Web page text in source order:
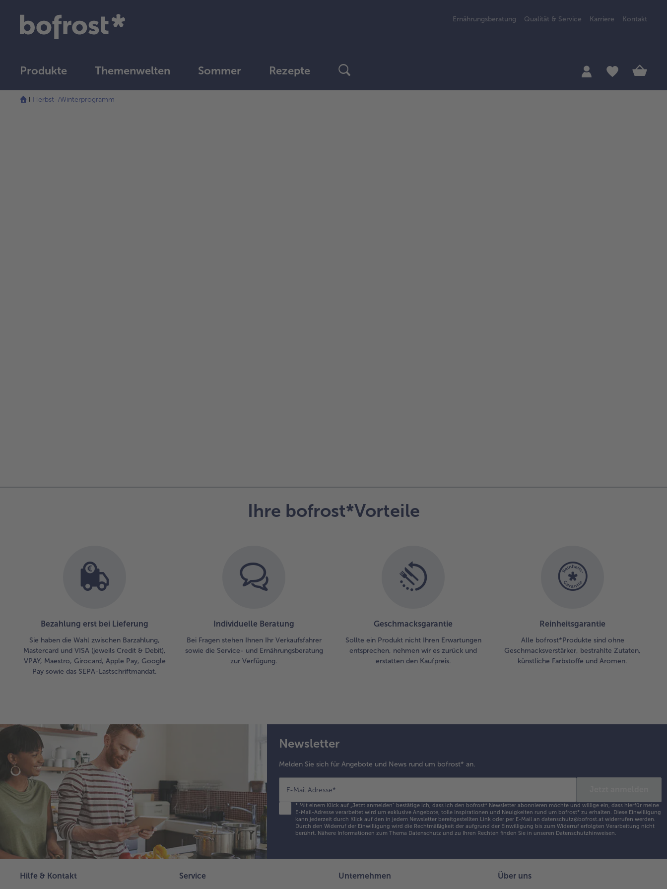
Ernährungsberatung Qualität & Service Karriere Kontakt
Produkte Themenwelten Sommer Rezepte
Herbst-/Winterprogramm
Ihre bofrost*Vorteile
Bezahlung erst bei Lieferung
Sie haben die Wahl zwischen Barzahlung,
Mastercard und VISA (jeweils Credit & Debit),
VPAY, Maestro, Girocard, Apple Pay, Google
Pay sowie das SEPA-Lastschriftmandat.
Individuelle Beratung
Bei Fragen stehen Ihnen Ihr Verkaufsfahrer
sowie die Service- und Ernährungsberatung
zur Verfügung.
Geschmacksgarantie
Sollte ein Produkt nicht Ihren Erwartungen
entsprechen, nehmen wir es zurück und
erstatten den Kaufpreis.
Reinheitsgarantie
Alle bofrost*Produkte sind ohne
Geschmacksverstärker, bestrahlte Zutaten,
künstliche Farbstoffe und Aromen.
Newsletter
Melden Sie sich für Angebote und News rund um bofrost* an.
E-Mail Adresse*
*Mit einem Klick auf „Jetzt anmelden" bestätige ich, dass ich den bofrost* Newsletter abonnieren möchte und willige ein, dass hierfür meine
E-Mail-Adresse verarbeitet wird um exklusive Angebote, tolle Inspirationen und Neuigkeiten rund um bofrost* zu erhalten. Diese Einwilligung
kann jederzeit durch Klick auf den in jedem Newsletter bereitgestellten Link oder per E-Mail an datenschutz@bofrost.at widerrufen werden.
Durch den Widerruf der Einwilligung wird die Rechtmäßigkeit der aufgrund der Einwilligung bis zum Widerruf erfolgten Verarbeitung nicht
berührt. Nähere Informationen zum Thema Datenschutz und zu Ihren Rechten finden Sie in unseren Datenschutzhinweisen.
Hilfe & Kontakt Service Unternehmen Über uns